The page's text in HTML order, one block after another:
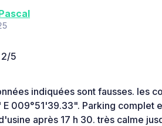
2/5
indiquées sont fausses. les
E 009°51'39.33". Parking complet
après 17 h 30. très calme